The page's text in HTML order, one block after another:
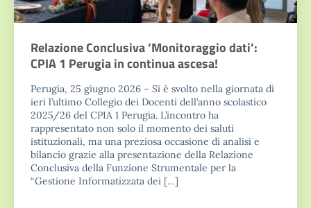
Relazione Conclusiva ’Monitoraggio dati’:
CPIA 1 Perugia in continua ascesa!
Perugia, 25 giugno 2026 – Si è svolto nella giornata di
ieri l’ultimo Collegio dei Docenti dell’anno scolastico
2025/26 del CPIA 1 Perugia. L’incontro ha
rappresentato non solo il momento dei saluti
istituzionali, ma una preziosa occasione di analisi e
bilancio grazie alla presentazione della Relazione
Conclusiva della Funzione Strumentale per la
“Gestione Informatizzata dei […]